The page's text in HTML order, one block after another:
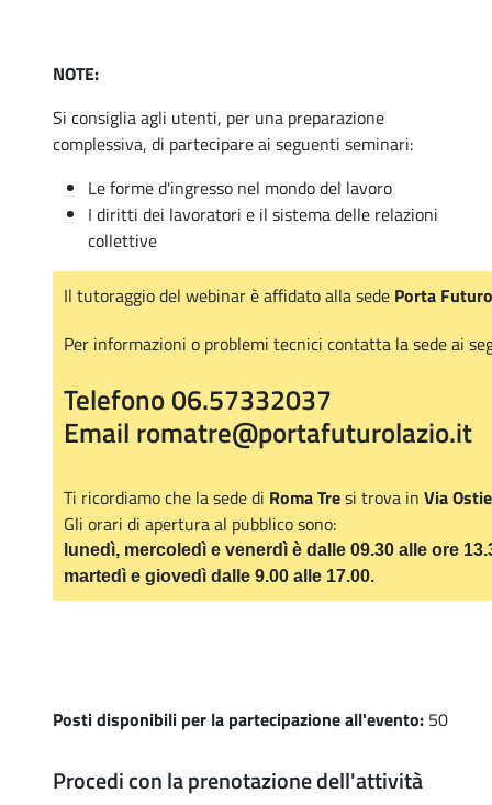
NOTE:
Si consiglia agli utenti, per una preparazione
complessiva, di partecipare ai seguenti seminari:
Le forme d'ingresso nel mondo del lavoro
I diritti dei lavoratori e il sistema delle relazioni
collettive
Il tutoraggio del webinar è affidato alla sede Porta
Per informazioni o problemi tecnici contatta la sede ai
Telefono 06.57332037
Email romatre@portafuturolazio.it
Ti ricordiamo che la sede di Roma Tresi trova in Via
Gli orari di apertura al pubblico sono:
lunedì, mercoledì e venerdì è dalle 09.30 alle ore
martedì e giovedì dalle 9.00 alle 17.00.
Posti disponibili per la partecipazione all'evento: 50
Procedi con la prenotazione dell'attività